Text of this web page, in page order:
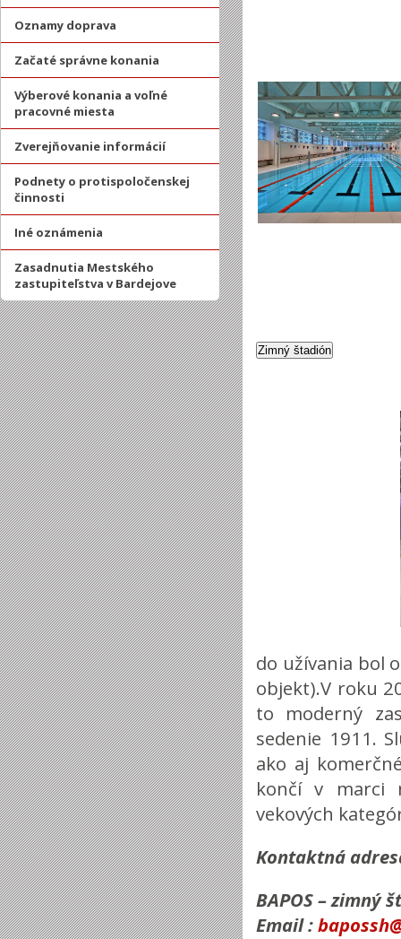
Oznamy doprava
Začaté správne konania
Výberové konania a voľné
pracovné miesta
Zverejňovanie informácií
Podnety o protispoločenskej
činnosti
Iné oznámenia
Zasadnutia Mestského
zastupiteľstva v Bardejove
Zimný štadión
do užívania bol
objekt).V roku
to moderný
sedenie 1911.
ako aj
končí v marci
vekových
Kontaktná
BAPOS – zimný
Email :